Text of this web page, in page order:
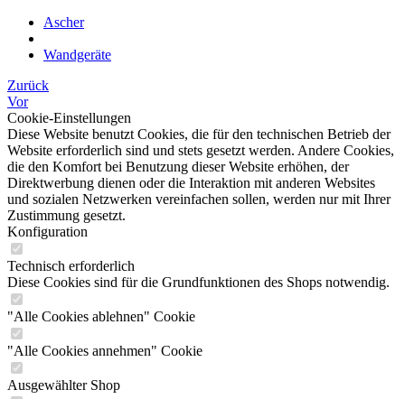
Ascher
Wandgeräte
Zurück
Vor
Cookie-Einstellungen
Diese Website benutzt Cookies, die für den technischen Betrieb der
Website erforderlich sind und stets gesetzt werden. Andere Cookies,
die den Komfort bei Benutzung dieser Website erhöhen, der
Direktwerbung dienen oder die Interaktion mit anderen Websites
und sozialen Netzwerken vereinfachen sollen, werden nur mit Ihrer
Zustimmung gesetzt.
Konfiguration
Technisch erforderlich
Diese Cookies sind für die Grundfunktionen des Shops notwendig.
"Alle Cookies ablehnen" Cookie
"Alle Cookies annehmen" Cookie
Ausgewählter Shop